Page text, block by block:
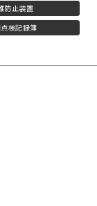
防止装置
検記録簿